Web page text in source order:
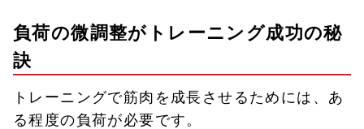
負荷の微調整がトレーニング成功の秘
訣
トレーニングで筋肉を成長させるためには、あ
る程度の負荷が必要です。